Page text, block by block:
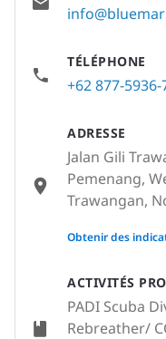
ACTIVITÉS
PADI Scuba
Rebreather/
TÉLÉPHONE
+62 877-5936-
ADRESSE
Jalan Gili
Pemenang,
Trawangan,
None
Obtenir des